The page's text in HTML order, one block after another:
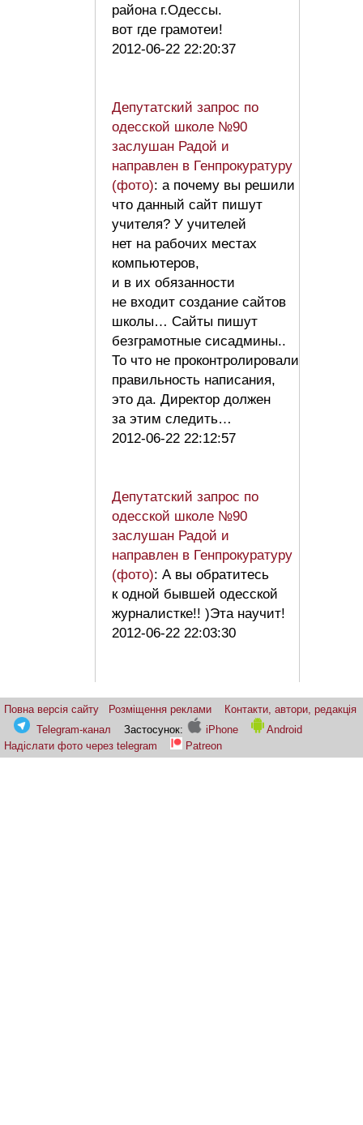
района г.Одессы.
вот где грамотеи!
2012-06-22 22:20:37
Депутатский запрос по
одесской школе №90
заслушан Радой и
направлен в Генпрокуратуру
(фото): а почему вы решили
что данный сайт пишут
учителя? У учителей
нет на рабочих местах
компьютеров,
и в их обязанности
не входит создание сайтов
школы… Сайты пишут
безграмотные сисадмины..
То что не проконтролировали
правильность написания,
это да. Директор должен
за этим следить…
2012-06-22 22:12:57
Депутатский запрос по
одесской школе №90
заслушан Радой и
направлен в Генпрокуратуру
(фото): А вы обратитесь
к одной бывшей одесской
журналистке!! )Эта научит!
2012-06-22 22:03:30
Повна версія сайту Розміщення реклами
Контакти, автори, редакція
Telegram-канал
Застосунок: iPhone
Android
Надіслати фото через telegram
Patreon